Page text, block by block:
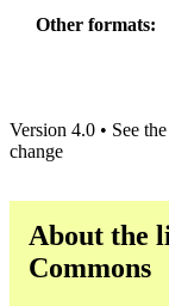
Other formats
Version 4.0 • See the
change
About the
Commons